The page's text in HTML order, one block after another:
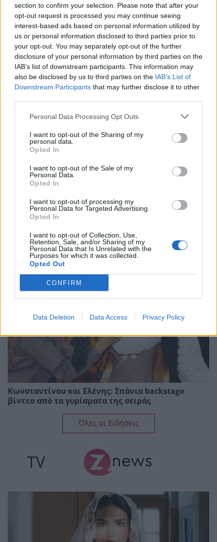
section to confirm your selection. Please note that after your
opt-out request is processed you may continue seeing
interest-based ads based on personal information utilized by
us or personal information disclosed to third parties prior to
your opt-out. You may separately opt-out of the further
disclosure of your personal information by third parties on the
IAB’s list of downstream participants. This information may
also be disclosed by us to third parties on the IAB’s List of
Downstream Participants that may further disclose it to other
Personal Data Processing Opt Outs
I want to opt-out of the Sharing of my
personal data.
Opted In
I want to opt-out of the Sale of my
Personal Data.
Opted In
I want to opt-out of processing my
Personal Data for Targeted Advertising.
Opted In
I want to opt-out of Collection, Use,
Retention, Sale, and/or Sharing of my
Personal Data that Is Unrelated with the
Purposes for which it was collected.
Opted Out
CONFIRM
Data Deletion Data Access Privacy Policy
Αγγελική Ηλιάδη: Η συγκλονιστική εξομολόγηση
για το θαύμα που βίωσε – «Είδα τον Χριστό
μπροστά μου»
αντιμετώπισε στις διακοπές της στο Μπόρα
Μπόρα
Κωνσταντίνου και Ελένης: Σπάνια backstage
βίντεο από τα γυρίσματα της σειράς
Όλες οι Ειδήσεις
TV